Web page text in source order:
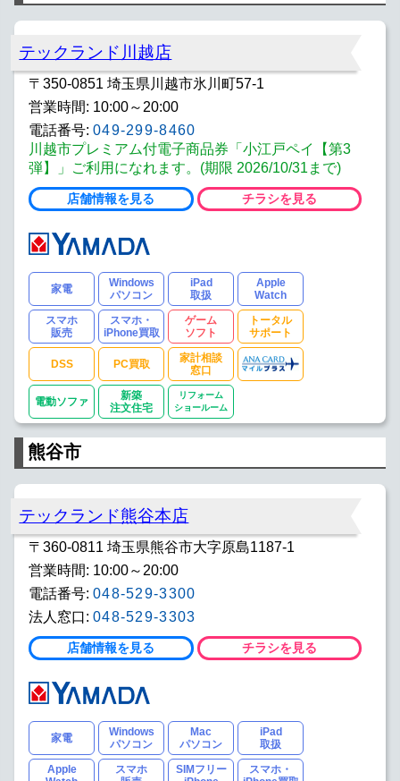
テックランド川越店
〒350-0851 埼玉県川越市氷川町57-1
営業時間: 10:00～20:00
電話番号: 049-299-8460
川越市プレミアム付電子商品券「小江戸ペイ【第3
弾】」ご利用になれます。(期限 2026/10/31まで)
店舗情報を見る チラシを見る
家電
Windows
パソコン
iPad
取扱
Apple
Watch
スマホ
販売
スマホ・
iPhone買取
ゲーム
ソフト
トータル
サポート
DSS PC買取
家計相談
窓口
電動ソファ
新築
注文住宅
リフォーム
ショールーム
熊谷市
テックランド熊谷本店
〒360-0811 埼玉県熊谷市大字原島1187-1
営業時間: 10:00～20:00
電話番号: 048-529-3300
法人窓口: 048-529-3303
店舗情報を見る チラシを見る
家電
Windows
パソコン
Mac
パソコン
iPad
取扱
Apple
スマホ
SIMフリー
スマホ・